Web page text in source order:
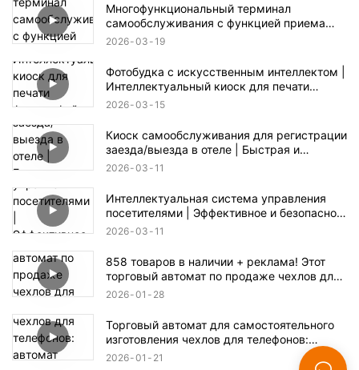
Многофункциональный терминал
самообслуживания с функцией приема
монет и банкнот.
2026 03 19
Фотобудка с искусственным интеллектом |
Интеллектуальный киоск для печати
фотографий для мероприятий и розничной
2026 03 15
Киоск самообслуживания для регистрации
заезда/выезда в отеле | Быстрая и
бесконтактная регистрация заезда/выезда
2026 03 11
Интеллектуальная система управления
посетителями | Эффективное и безопасное
решение для регистрации
2026 03 11
858 товаров в наличии + реклама! Этот
торговый автомат по продаже чехлов для
телефонов скрывает огромные
2026 01 28
Торговый автомат для самостоятельного
изготовления чехлов для телефонов:
автомат самообслуживания и
2026 01 21